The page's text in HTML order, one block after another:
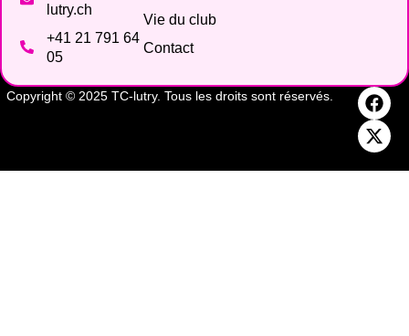
lutry.ch
+41 21 791 64
05
Vie du club
Contact
Copyright © 2025 TC-lutry. Tous les droits sont réservés.